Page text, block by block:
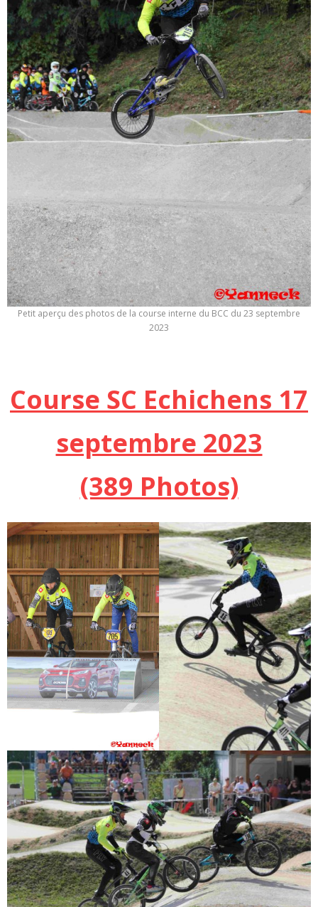
Petit aperçu des photos de la course interne du BCC du 23 septembre
2023
Course SC Echichens 17
septembre 2023
(389 Photos)